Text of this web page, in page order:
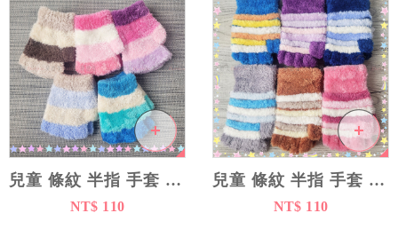
流行飾品
卡通百貨
穿搭配件
襪子
兒童 條紋 半指 手套 10cm
NT$ 110
兒童 條紋 半指 手套 12cm
NT$ 110